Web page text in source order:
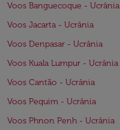
Voos Banguecoque - Ucrânia
Voos Jacarta - Ucrânia
Voos Denpasar - Ucrânia
Voos Kuala Lumpur - Ucrânia
Voos Cantão - Ucrânia
Voos Pequim - Ucrânia
Voos Phnon Penh - Ucrânia